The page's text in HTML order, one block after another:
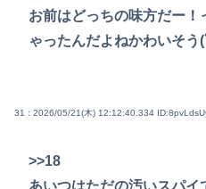
お前はどっちの味方だー
ゃったんだよねかわいそう(
31 : 2026/05/21(木) 12:12:40.334
>>18
あいつはただの汚いスパイ